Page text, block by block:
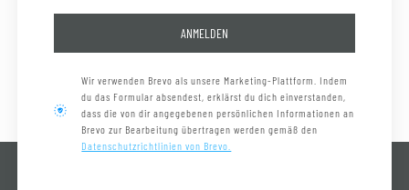
ANMELDEN
Wir verwenden Brevo als unsere Marketing-Plattform. Indem
du das Formular absendest, erklärst du dich einverstanden,
dass die von dir angegebenen persönlichen Informationen an
Brevo zur Bearbeitung übertragen werden gemäß den
Datenschutzrichtlinien von Brevo.